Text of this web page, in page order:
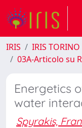
IRIS IRIS TORINO
03A-Articolo su
Energetics
water
Spyrakis,